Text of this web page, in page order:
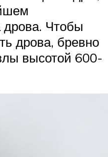
Чтобы
дрова, бревно
высотой 600-